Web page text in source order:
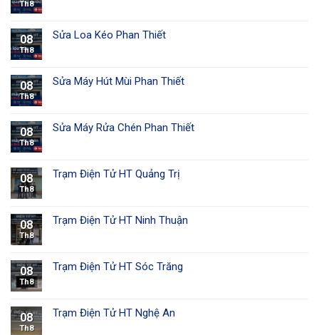
Th8
08
Th8
Sửa Loa Kéo Phan Thiết
08
Th8
Sửa Máy Hút Mùi Phan Thiết
08
Th8
Sửa Máy Rửa Chén Phan Thiết
08
Th8
Trạm Điện Tử HT Quảng Trị
08
Th8
Trạm Điện Tử HT Ninh Thuận
08
Th8
Trạm Điện Tử HT Sóc Trăng
08
Th8
Trạm Điện Tử HT Nghệ An